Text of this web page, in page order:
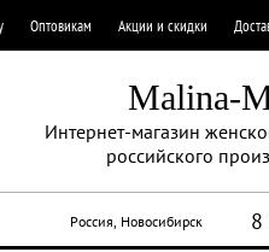
Оптовикам Акции и скидки
Malina-
Интернет-магазин
российского
Россия, Новосибирск 8